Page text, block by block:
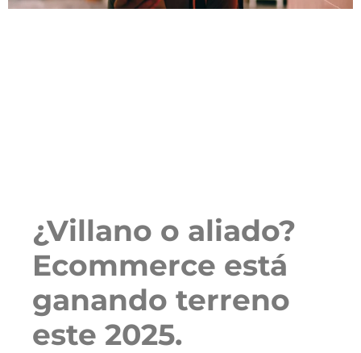
¿Villano o aliado?
Ecommerce está
ganando terreno
este 2025.